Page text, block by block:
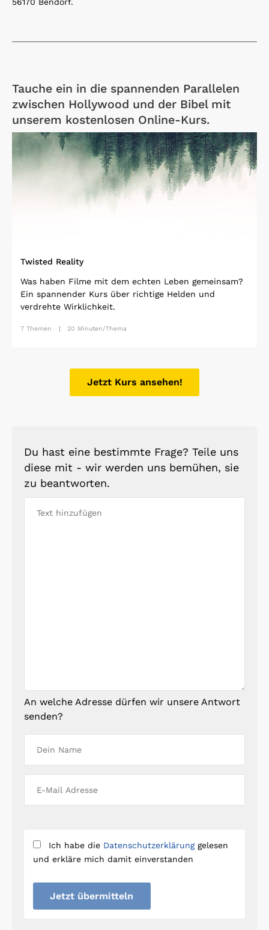
56170 Bendorf.
Tauche ein in die spannenden Parallelen
zwischen Hollywood und der Bibel mit
unserem kostenlosen Online-Kurs.
Twisted Reality
Was haben Filme mit dem echten Leben gemeinsam?
Ein spannender Kurs über richtige Helden und
verdrehte Wirklichkeit.
7 Themen 20 Minuten/Thema
Open Link
Jetzt Kurs ansehen!
Du hast eine bestimmte Frage? Teile uns
diese mit - wir werden uns bemühen, sie
zu beantworten.
An welche Adresse dürfen wir unsere Antwort
senden?
Ich habe die Datenschutzerklärunggelesen
und erkläre mich damit einverstanden
Jetzt übermitteln